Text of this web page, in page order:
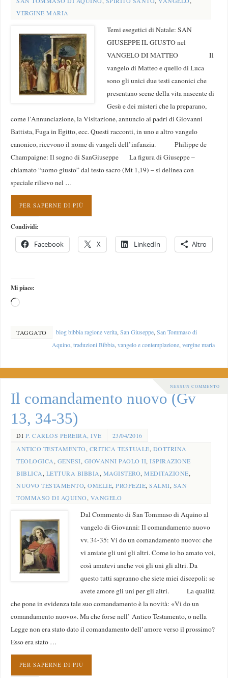
VERGINE MARIA
Temi esegetici di Natale: SAN
GIUSEPPE IL GIUSTO nel
VANGELO DI MATTEO Il
vangelo di Matteo e quello di Luca
sono gli unici due testi canonici che
presentano scene della vita nascente di
Gesù e dei misteri che la preparano,
come l’Annunciazione, la Visitazione, annuncio ai padri di Giovanni
Battista, Fuga in Egitto, ecc. Questi racconti, in uno e altro vangelo
canonico, ricevono il nome di vangeli dell’infanzia. Philippe de
Champaigne: Il sogno di SanGiuseppe La figura di Giuseppe –
chiamato “uomo giusto” dal testo sacro (Mt 1,19) – si delinea con
speciale rilievo nel …
PER SAPERNE DI PIÙ
Condividi:
Facebook X LinkedIn Altro
Mi piace:
TAGGATO blog bibbia ragione verita, San Giuseppe, San Tommaso di
Aquino, traduzioni Bibbia, vangelo e contemplazione, vergine maria
NESSUN COMMENTO
Il comandamento nuovo (Gv
13, 34-35)
DI P. CARLOS PEREIRA, IVE
23/04/2016
ANTICO TESTAMENTO, CRITICA TESTUALE, DOTTRINA
TEOLOGICA, GENESI, GIOVANNI PAOLO II,ISPIRAZIONE
BIBLICA, LETTURA BIBBIA, MAGISTERO,MEDITAZIONE,
NUOVO TESTAMENTO,OMELIE,PROFEZIE,SALMI, SAN
TOMMASO DI AQUINO, VANGELO
Dal Commento di San Tommaso di Aquino al
vangelo di Giovanni: Il comandamento nuovo
vv. 34-35: Vi do un comandamento nuovo: che
vi amiate gli uni gli altri. Come io ho amato voi,
così amatevi anche voi gli uni gli altri. Da
questo tutti sapranno che siete miei discepoli: se
avete amore gli uni per gli altri. La qualità
che pone in evidenza tale suo comandamento è la novità: «Vi do un
comandamento nuovo». Ma che forse nell’ Antico Testamento, o nella
Legge non era stato dato il comandamento dell’amore verso il prossimo?
Esso era stato …
PER SAPERNE DI PIÙ